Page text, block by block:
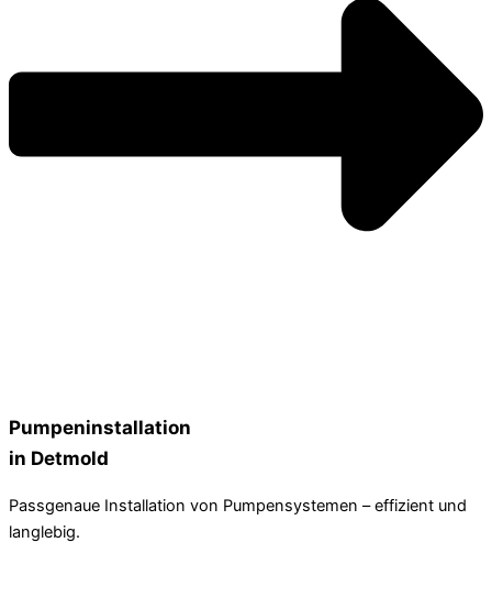
Pumpeninstallation
in Detmold
Passgenaue Installation von Pumpensystemen – effizient und
langlebig.